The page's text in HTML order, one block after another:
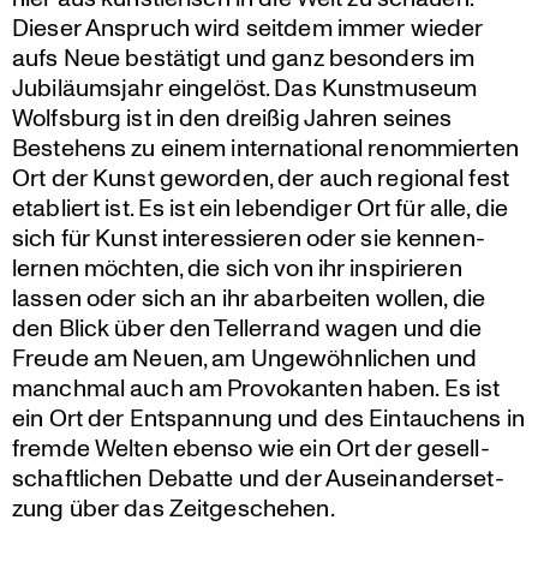
Dieser Anspruch wird seitdem immer wieder
aufs Neue bestätigt und ganz besonders im
Jubilä­ums­jahr eingelöst. Das Kunst­mu­seum
Wolfsburg ist in den dreißig Jahren seines
Bestehens zu einem inter­na­tional renom­mierten
Ort der Kunst geworden, der auch regional fest
etabliert ist. Es ist ein leben­diger Ort für alle, die
sich für Kunst inter­es­sieren oder sie kennen­
lernen möchten, die sich von ihr inspi­rieren
lassen oder sich an ihr abarbeiten wollen, die
den Blick über den Teller­rand wagen und die
Freude am Neuen, am Ungewöhn­li­chen und
manchmal auch am Provo­kanten haben. Es ist
ein Ort der Entspan­nung und des Eintau­chens in
fremde Welten ebenso wie ein Ort der gesell­
schaft­li­chen Debatte und der Ausein­an­der­set­
zung über das Zeitgeschehen.